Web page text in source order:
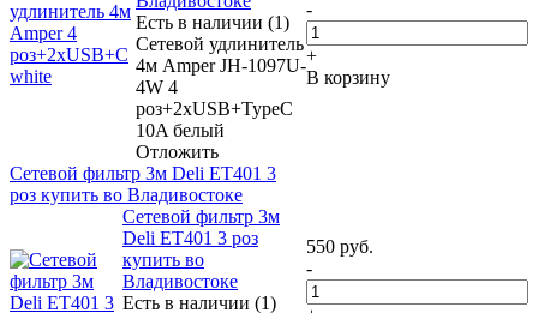
Есть в наличии (1)
Сетевой удлинитель
4м Amper JH-1097U-
4W 4
роз+2xUSB+TypeC
10A белый
Отложить
-
+
В корзину
Сетевой фильтр 3м Deli ET401 3
роз купить во Владивостоке
Сетевой фильтр 3м
Deli ET401 3 роз
купить во
Владивостоке
Есть в наличии (1)
550 руб.
-